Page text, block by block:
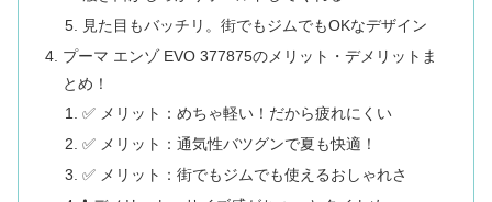
見た目もバッチリ。街でもジムでもOKなデザイン
プーマ エンゾ EVO 377875のメリット・デメリットま
とめ！
✅ メリット：めちゃ軽い！だから疲れにくい
✅ メリット：通気性バツグンで夏も快適！
✅ メリット：街でもジムでも使えるおしゃれさ